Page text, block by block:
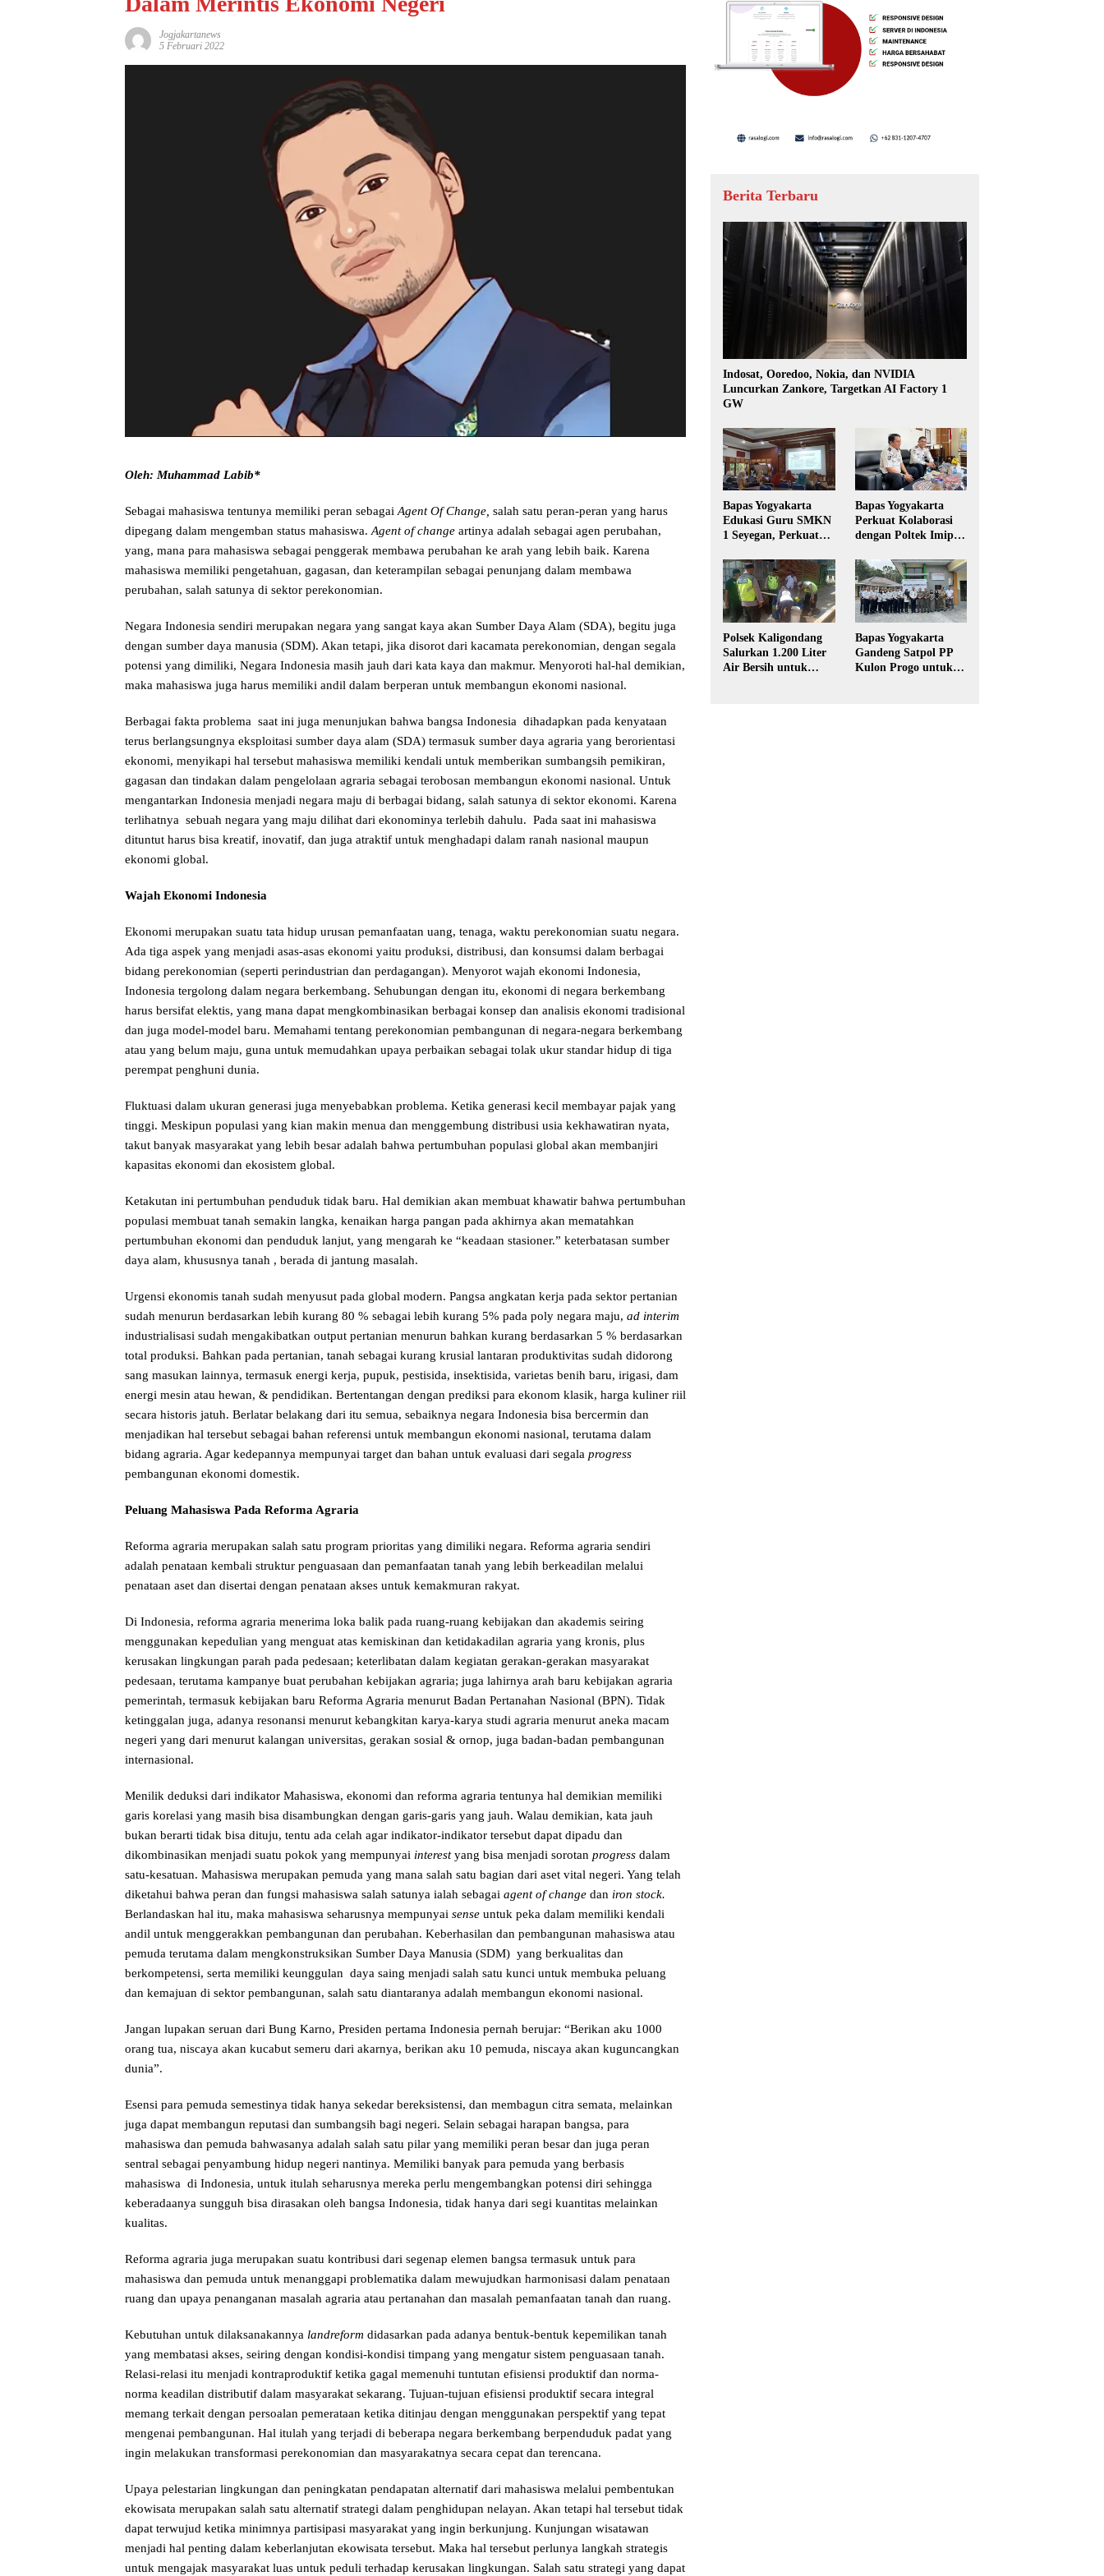
Jogjakartanews
5 Februari 2022
Oleh: Muhammad Labib*
Sebagai mahasiswa tentunya memiliki peran sebagaiAgent Of Change, salah satu peran-peran yang harus
dipegang dalam mengemban status mahasiswa.Agent of change artinya adalah sebagai agen perubahan,
yang, mana para mahasiswa sebagai penggerak membawa perubahan ke arah yang lebih baik. Karena
mahasiswa memiliki pengetahuan, gagasan, dan keterampilan sebagai penunjang dalam membawa
perubahan, salah satunya di sektor perekonomian.
Negara Indonesia sendiri merupakan negara yang sangat kaya akan Sumber Daya Alam (SDA), begitu juga
dengan sumber daya manusia (SDM). Akan tetapi, jika disorot dari kacamata perekonomian, dengan segala
potensi yang dimiliki, Negara Indonesia masih jauh dari kata kaya dan makmur. Menyoroti hal-hal demikian,
maka mahasiswa juga harus memiliki andil dalam berperan untuk membangun ekonomi nasional.
Berbagai fakta problema saat ini juga menunjukan bahwa bangsa Indonesia dihadapkan pada kenyataan
terus berlangsungnya eksploitasi sumber daya alam (SDA) termasuk sumber daya agraria yang berorientasi
ekonomi, menyikapi hal tersebut mahasiswa memiliki kendali untuk memberikan sumbangsih pemikiran,
gagasan dan tindakan dalam pengelolaan agraria sebagai terobosan membangun ekonomi nasional. Untuk
mengantarkan Indonesia menjadi negara maju di berbagai bidang, salah satunya di sektor ekonomi. Karena
terlihatnya sebuah negara yang maju dilihat dari ekonominya terlebih dahulu. Pada saat ini mahasiswa
dituntut harus bisa kreatif, inovatif, dan juga atraktif untuk menghadapi dalam ranah nasional maupun
ekonomi global.
Wajah Ekonomi Indonesia
Ekonomi merupakan suatu tata hidup urusan pemanfaatan uang, tenaga, waktu perekonomian suatu negara.
Ada tiga aspek yang menjadi asas-asas ekonomi yaitu produksi, distribusi, dan konsumsi dalam berbagai
bidang perekonomian (seperti perindustrian dan perdagangan). Menyorot wajah ekonomi Indonesia,
Indonesia tergolong dalam negara berkembang. Sehubungan dengan itu, ekonomi di negara berkembang
harus bersifat elektis, yang mana dapat mengkombinasikan berbagai konsep dan analisis ekonomi tradisional
dan juga model-model baru. Memahami tentang perekonomian pembangunan di negara-negara berkembang
atau yang belum maju, guna untuk memudahkan upaya perbaikan sebagai tolak ukur standar hidup di tiga
perempat penghuni dunia.
Fluktuasi dalam ukuran generasi juga menyebabkan problema. Ketika generasi kecil membayar pajak yang
tinggi. Meskipun populasi yang kian makin menua dan menggembung distribusi usia kekhawatiran nyata,
takut banyak masyarakat yang lebih besar adalah bahwa pertumbuhan populasi global akan membanjiri
kapasitas ekonomi dan ekosistem global.
Ketakutan ini pertumbuhan penduduk tidak baru. Hal demikian akan membuat khawatir bahwa pertumbuhan
populasi membuat tanah semakin langka, kenaikan harga pangan pada akhirnya akan mematahkan
pertumbuhan ekonomi dan penduduk lanjut, yang mengarah ke “keadaan stasioner.” keterbatasan sumber
daya alam, khususnya tanah , berada di jantung masalah.
Urgensi ekonomis tanah sudah menyusut pada global modern. Pangsa angkatan kerja pada sektor pertanian
sudah menurun berdasarkan lebih kurang 80 % sebagai lebih kurang 5% pada poly negara maju, ad interim
industrialisasi sudah mengakibatkan output pertanian menurun bahkan kurang berdasarkan 5 % berdasarkan
total produksi. Bahkan pada pertanian, tanah sebagai kurang krusial lantaran produktivitas sudah didorong
sang masukan lainnya, termasuk energi kerja, pupuk, pestisida, insektisida, varietas benih baru, irigasi, dam
energi mesin atau hewan, & pendidikan. Bertentangan dengan prediksi para ekonom klasik, harga kuliner riil
secara historis jatuh. Berlatar belakang dari itu semua, sebaiknya negara Indonesia bisa bercermin dan
menjadikan hal tersebut sebagai bahan referensi untuk membangun ekonomi nasional, terutama dalam
bidang agraria. Agar kedepannya mempunyai target dan bahan untuk evaluasi dari segala progress
pembangunan ekonomi domestik.
Peluang Mahasiswa Pada Reforma Agraria
Reforma agraria merupakan salah satu program prioritas yang dimiliki negara. Reforma agraria sendiri
adalah penataan kembali struktur penguasaan dan pemanfaatan tanah yang lebih berkeadilan melalui
penataan aset dan disertai dengan penataan akses untuk kemakmuran rakyat.
Di Indonesia, reforma agraria menerima loka balik pada ruang-ruang kebijakan dan akademis seiring
menggunakan kepedulian yang menguat atas kemiskinan dan ketidakadilan agraria yang kronis, plus
kerusakan lingkungan parah pada pedesaan; keterlibatan dalam kegiatan gerakan-gerakan masyarakat
pedesaan, terutama kampanye buat perubahan kebijakan agraria; juga lahirnya arah baru kebijakan agraria
pemerintah, termasuk kebijakan baru Reforma Agraria menurut Badan Pertanahan Nasional (BPN). Tidak
ketinggalan juga, adanya resonansi menurut kebangkitan karya-karya studi agraria menurut aneka macam
negeri yang dari menurut kalangan universitas, gerakan sosial & ornop, juga badan-badan pembangunan
internasional.
Menilik deduksi dari indikator Mahasiswa, ekonomi dan reforma agraria tentunya hal demikian memiliki
garis korelasi yang masih bisa disambungkan dengan garis-garis yang jauh. Walau demikian, kata jauh
bukan berarti tidak bisa dituju, tentu ada celah agar indikator-indikator tersebut dapat dipadu dan
dikombinasikan menjadi suatu pokok yang mempunyai interestyang bisa menjadi sorotan progress dalam
satu-kesatuan. Mahasiswa merupakan pemuda yang mana salah satu bagian dari aset vital negeri. Yang telah
diketahui bahwa peran dan fungsi mahasiswa salah satunya ialah sebagai agent of change dan iron stock.
Berlandaskan hal itu, maka mahasiswa seharusnya mempunyai sense untuk peka dalam memiliki kendali
andil untuk menggerakkan pembangunan dan perubahan. Keberhasilan dan pembangunan mahasiswa atau
pemuda terutama dalam mengkonstruksikan Sumber Daya Manusia (SDM) yang berkualitas dan
berkompetensi, serta memiliki keunggulan daya saing menjadi salah satu kunci untuk membuka peluang
dan kemajuan di sektor pembangunan, salah satu diantaranya adalah membangun ekonomi nasional.
Jangan lupakan seruan dari Bung Karno, Presiden pertama Indonesia pernah berujar: “Berikan aku 1000
orang tua, niscaya akan kucabut semeru dari akarnya, berikan aku 10 pemuda, niscaya akan kuguncangkan
dunia”.
Esensi para pemuda semestinya tidak hanya sekedar bereksistensi, dan membagun citra semata, melainkan
juga dapat membangun reputasi dan sumbangsih bagi negeri. Selain sebagai harapan bangsa, para
mahasiswa dan pemuda bahwasanya adalah salah satu pilar yang memiliki peran besar dan juga peran
sentral sebagai penyambung hidup negeri nantinya. Memiliki banyak para pemuda yang berbasis
mahasiswa di Indonesia, untuk itulah seharusnya mereka perlu mengembangkan potensi diri sehingga
keberadaanya sungguh bisa dirasakan oleh bangsa Indonesia, tidak hanya dari segi kuantitas melainkan
kualitas.
Reforma agraria juga merupakan suatu kontribusi dari segenap elemen bangsa termasuk untuk para
mahasiswa dan pemuda untuk menanggapi problematika dalam mewujudkan harmonisasi dalam penataan
ruang dan upaya penanganan masalah agraria atau pertanahan dan masalah pemanfaatan tanah dan ruang.
Kebutuhan untuk dilaksanakannya landreform didasarkan pada adanya bentuk-bentuk kepemilikan tanah
yang membatasi akses, seiring dengan kondisi-kondisi timpang yang mengatur sistem penguasaan tanah.
Relasi-relasi itu menjadi kontraproduktif ketika gagal memenuhi tuntutan efisiensi produktif dan norma-
norma keadilan distributif dalam masyarakat sekarang. Tujuan-tujuan efisiensi produktif secara integral
memang terkait dengan persoalan pemerataan ketika ditinjau dengan menggunakan perspektif yang tepat
mengenai pembangunan. Hal itulah yang terjadi di beberapa negara berkembang berpenduduk padat yang
ingin melakukan transformasi perekonomian dan masyarakatnya secara cepat dan terencana.
Upaya pelestarian lingkungan dan peningkatan pendapatan alternatif dari mahasiswa melalui pembentukan
ekowisata merupakan salah satu alternatif strategi dalam penghidupan nelayan. Akan tetapi hal tersebut tidak
dapat terwujud ketika minimnya partisipasi masyarakat yang ingin berkunjung. Kunjungan wisatawan
menjadi hal penting dalam keberlanjutan ekowisata tersebut. Maka hal tersebut perlunya langkah strategis
untuk mengajak masyarakat luas untuk peduli terhadap kerusakan lingkungan. Salah satu strategi yang dapat
Berita Terbaru
Indosat, Ooredoo, Nokia, dan NVIDIA
Luncurkan Zankore, Targetkan AI Factory 1
GW
Bapas Yogyakarta
Edukasi Guru SMKN
1 Seyegan, Perkuat
Hukum di Sekolah
Bapas Yogyakarta
Perkuat Kolaborasi
dengan Poltek Imipas,
Magang Taruna
Polsek Kaligondang
Salurkan 1.200 Liter
Air Bersih untuk
Bapas Yogyakarta
Gandeng Satpol PP
Kulon Progo untuk